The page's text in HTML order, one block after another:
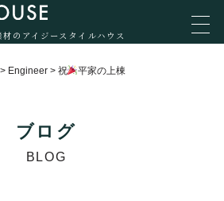
のアイジースタイルハウス
> Engineer > 祝 平家の上棟
ブログ
BLOG